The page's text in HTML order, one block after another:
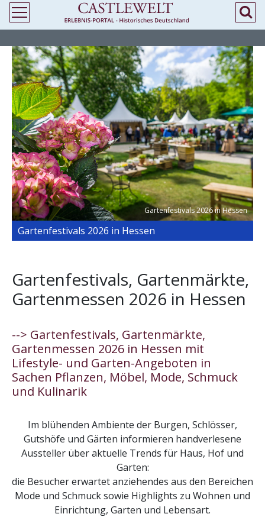
Gartenfestivals 2026 in Hessen
Gartenfestivals 2026 in Hessen
Gartenfestivals, Gartenmärkte,
Gartenmessen 2026 in Hessen
--> Gartenfestivals, Gartenmärkte,
Gartenmessen 2026 in Hessen mit
Lifestyle- und Garten-Angeboten in
Sachen Pflanzen, Möbel, Mode, Schmuck
und Kulinarik
Im blühenden Ambiente der Burgen, Schlösser,
Gutshöfe und Gärten informieren handverlesene
Aussteller über aktuelle Trends für Haus, Hof und
Garten:
die Besucher erwartet anziehendes aus den Bereichen
Mode und Schmuck sowie Highlights zu Wohnen und
Einrichtung, Garten und Lebensart.